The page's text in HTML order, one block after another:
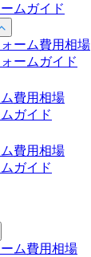
ムガイド
ーム費用相場
ームガイド
費用相場
ガイド
費用相場
ガイド
ム費用相場